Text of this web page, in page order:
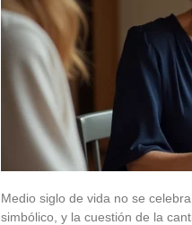
Medio siglo de vida no se
simbólico, y la cuestión de la